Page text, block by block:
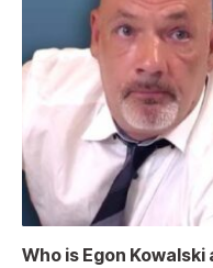
Who is Egon Kowalski